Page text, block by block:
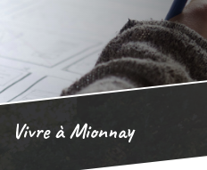
Vivre à Mionnay